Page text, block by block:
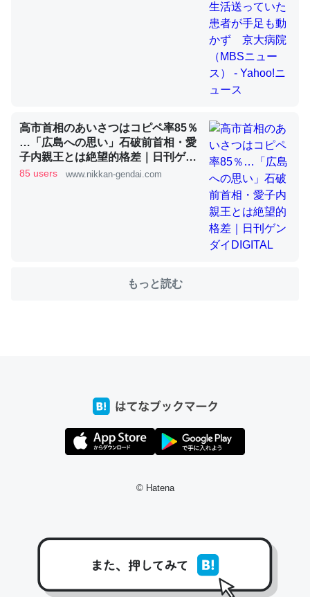
これを元に考えるとカルシウムを大量に使う脊椎動物と貝
類は苦労してるんだな…。腹足類だと殻を無くしてナメク
─ニュース :: 【研究発表】昆虫学の大問題＝「昆虫はなぜ海にいな
ウチもEchoを実家に置いて４年。でたまに覗いてる。ぼ
ちぼちRingも置こうかと画策中。あと、Googleマップで
位置情報を共有してる。電池残量や充電中かが分かるので
─たまにLINEするくらいだった遠方の父67歳と僕。ITツール導入で
それを実質100倍以上に伸ばす効果があるはず……
─たまにLINEするくらいだった遠方の父67歳と僕。ITツール導入で
コミュニケーションが劇的に変化した｜tayorini by LIFULL介護
回線代ほとんどかからないですよ。参考：
https://toyoshi.hatenablog.com/entry/2019/05/15/1805
34
高市首相のあいさつはコピペ率85％
…「広島への思い」石破前首相・愛
子内親王とは絶望的格差｜日刊ゲン
ダイDIGITAL
85 users www.nikkan-gendai.com
もっと読む
© Hatena